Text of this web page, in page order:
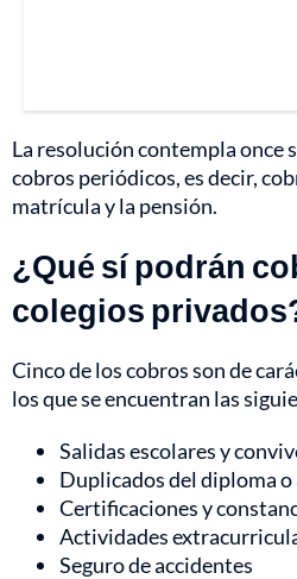
La resolución contempla once
cobros periódicos, es decir,
matrícula y la pensión.
¿Qué sí podrán
colegios
Cinco de los cobros son de
los que se encuentran las
Salidas escolares y
Duplicados del diploma o
Certificaciones y
Actividades
Seguro de accidentes